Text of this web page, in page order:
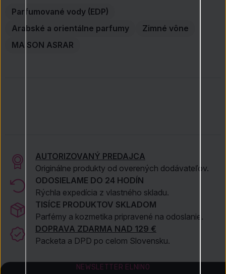
Parfumované vody (EDP)
Arabské a orientálne parfumy
Zimné vône
MAISON ASRAR
AUTORIZOVANÝ PREDAJCA
Originálne produkty od overených dodávateľov.
ODOSIELAME DO 24 HODÍN
Rýchla expedícia z vlastného skladu.
TISÍCE PRODUKTOV SKLADOM
Parfémy a kozmetika pripravené na odoslanie.
DOPRAVA ZDARMA NAD 129 €
Packeta a DPD po celom Slovensku.
NEWSLETTER ELNINO